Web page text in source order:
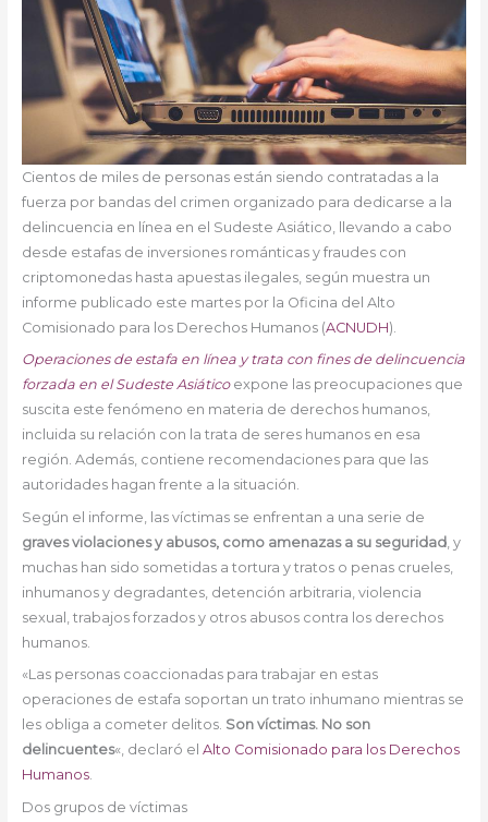
Cientos de miles de personas están siendo contratadas a la
fuerza por bandas del crimen organizado para dedicarse a la
delincuencia en línea en el Sudeste Asiático, llevando a cabo
desde estafas de inversiones románticas y fraudes con
criptomonedas hasta apuestas ilegales, según muestra un
informe publicado este martes por la Oficina del Alto
Comisionado para los Derechos Humanos (ACNUDH).
Operaciones de estafa en línea y trata con fines de delincuencia
forzada en el Sudeste Asiáticoexpone las preocupaciones que
suscita este fenómeno en materia de derechos humanos,
incluida su relación con la trata de seres humanos en esa
región. Además, contiene recomendaciones para que las
autoridades hagan frente a la situación.
Según el informe, las víctimas se enfrentan a una serie de
graves violaciones y abusos, como amenazas a su seguridad, y
muchas han sido sometidas a tortura y tratos o penas crueles,
inhumanos y degradantes, detención arbitraria, violencia
sexual, trabajos forzados y otros abusos contra los derechos
humanos.
«Las personas coaccionadas para trabajar en estas
operaciones de estafa soportan un trato inhumano mientras se
les obliga a cometer delitos. Son víctimas. No son
delincuentes«, declaró el Alto Comisionado para los Derechos
Humanos.
Dos grupos de víctimas